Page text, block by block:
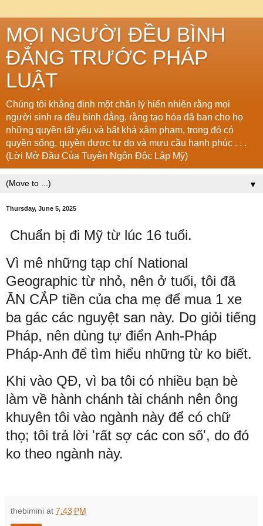
MỌI NGƯỜI ĐỀU BÌNH
ĐẲNG TRƯỚC PHÁP
LUẬT
Chúng tôi khẳng định một chân lý hiển nhiên rằng mọi
người sinh ra đều bình đẳng, rằng tạo hóa đã ban cho họ
những quyền tất yếu và bất khả xâm phạm, trong đó có
quyền sống, quyền được tự do và mưu cầu hạnh phúc . . .
(Lời Mở Đầu Của Tuyên Ngôn Độc Lập Mỹ)
▼
Thursday, June 5, 2025
Chuẩn bị đi Mỹ từ lúc 16 tuổi.
Vì mê những tạp chí National
Geographic từ nhỏ, nên ở tuổi, tôi đã
ĂN CẮP tiền của cha mẹ để mua 1 xe
ba gác các nguyệt san này. Do giỏi tiếng
Pháp, nên dùng tự điển Anh-Pháp
Pháp-Anh để tìm hiểu những từ ko biết.
Khi vào QĐ, vì ba tôi có nhiều bạn bè
làm về hành chánh tài chánh nên ông
khuyên tôi vào ngành này để có chữ
thọ; tôi trả lời 'rất sợ các con số', do đó
ko theo ngành này.
thebimini at 7:43 PM